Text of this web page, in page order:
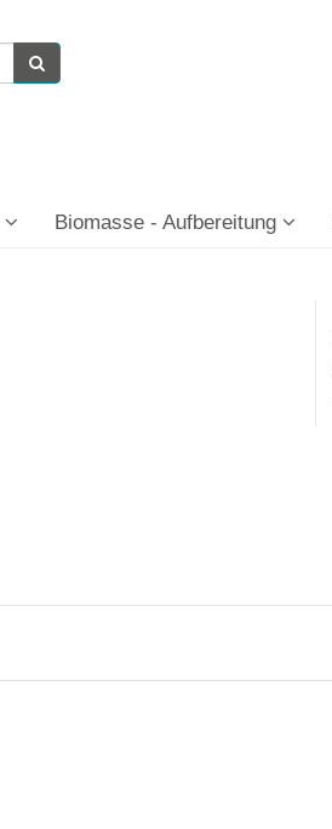
Biomasse - Aufbereitung